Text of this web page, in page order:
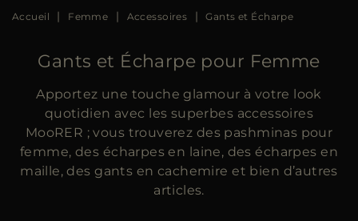
PAYS DE LIVRAISON
DE
JP
CHANGER DE LANGUE
FR
Accueil Femme Accessoires Gants et Écharpe
Gants et Écharpe pour Femme
Apportez une touche glamour à votre look
quotidien avec les superbes accessoires
MooRER ; vous trouverez des pashminas pour
femme, des écharpes en laine, des écharpes en
maille, des gants en cachemire et bien d’autres
articles.